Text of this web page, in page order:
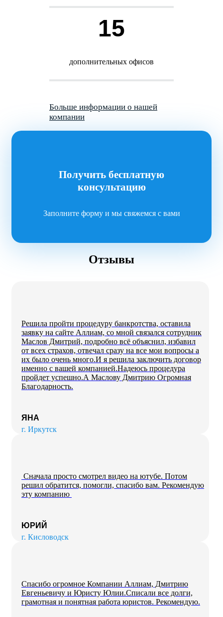
15
дополнительных офисов
Больше информации о нашей
компании
Получить бесплатную
консультацию
Заполните форму и мы свяжемся с вами
Отзывы
Решила пройти процедуру банкротства, оставила
заявку на сайте Аллиам, со мной связался сотрудник
Маслов Дмитрий, подробно всё объяснил, избавил
от всех страхов, отвечал сразу на все мои вопросы а
их было очень много.И я решила заключить договор
именно с вашей компанией.Надеюсь процедура
пройдет успешно.А Маслову Дмитрию Огромная
Благодарность.
ЯНА
г. Иркутск
Сначала просто смотрел видео на ютубе. Потом
решил обратится, помогли, спасибо вам. Рекомендую
эту компанию
ЮРИЙ
г. Кисловодск
Спасибо огромное Компании Аллиам, Дмитрию
Евгеньевичу и Юристу Юлии.Списали все долги,
грамотная и понятная работа юристов. Рекомендую.